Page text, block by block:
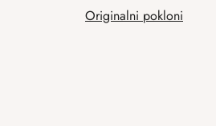
Originalni pokloni